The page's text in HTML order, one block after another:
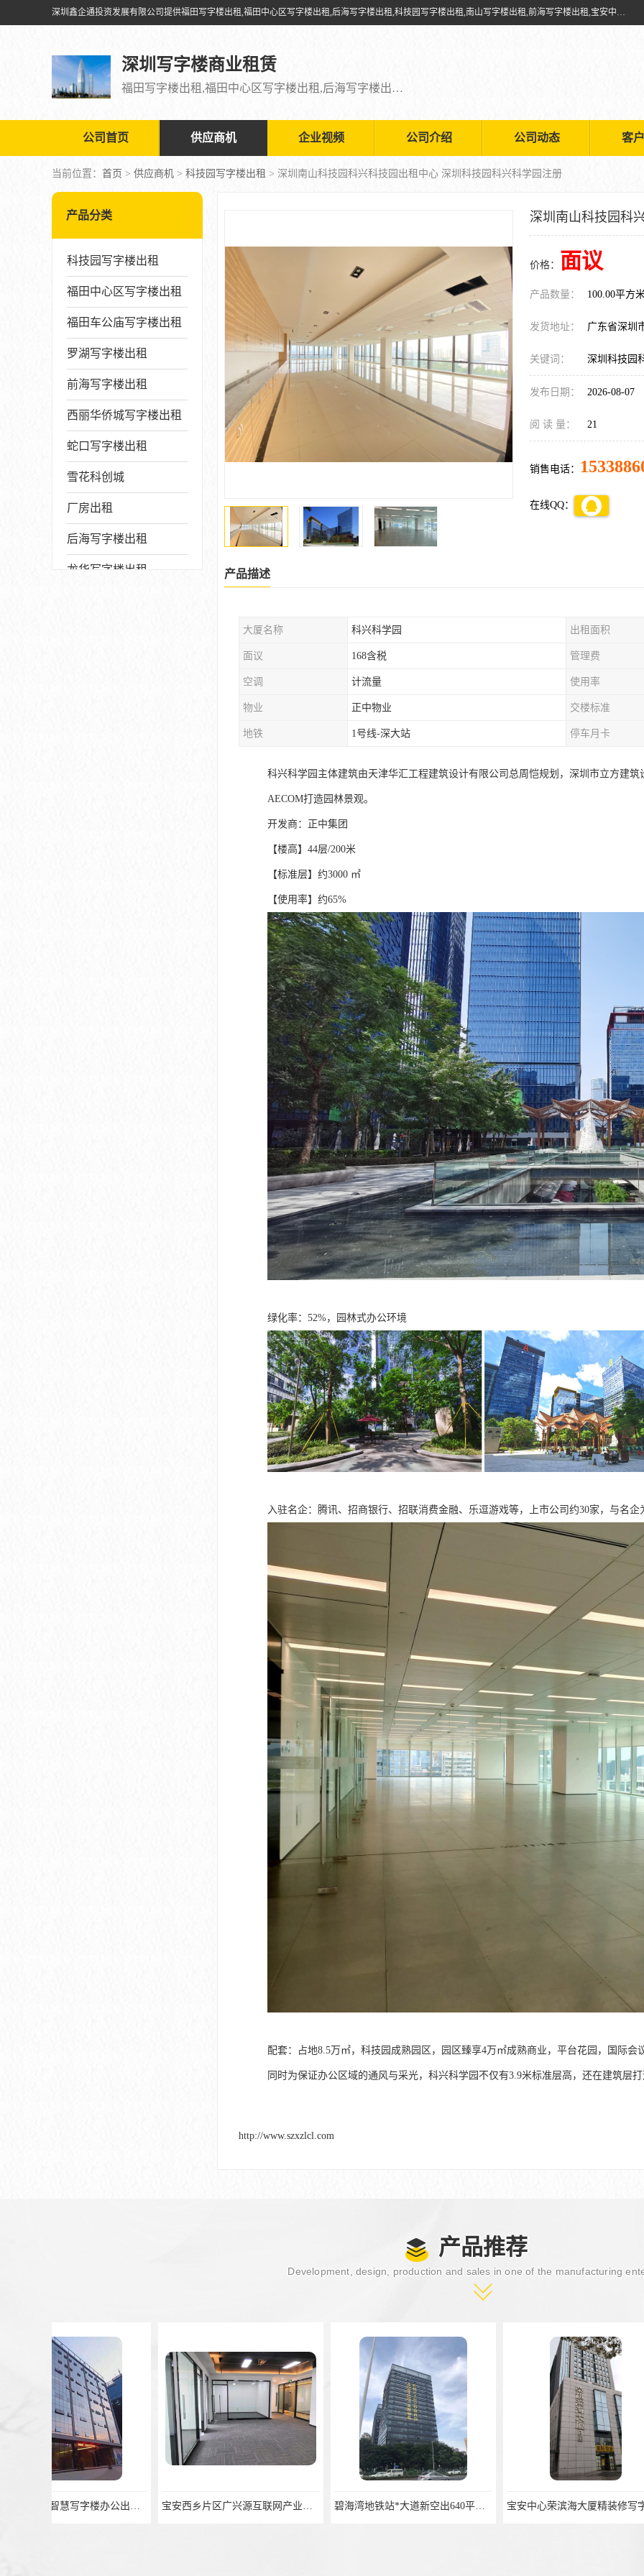
深圳鑫企通投资发展有限公司提供福田写字楼出租,福田中心区写字楼出租,后海写字楼出租,科技园写字楼出租,南山写字楼出租,前海写字楼出租,宝安中心写字楼出租,车公庙写字楼出租,深圳写字楼出租，欢迎有需要的朋友前来咨询。
深圳写字楼商业租赁
福田写字楼出租,福田中心区写字楼出租,后海写字楼出租,科技园写字楼出租,南山写字楼出租,前海写字楼出租,宝安中心写字楼出租
公司首页 供应商机 企业视频 公司介绍 公司动态 客
当前位置： 首页 > 供应商机 > 科技园写字楼出租 > 深圳南山科技园科兴科技园出租中心 深圳科技园科兴科学园注册
产品分类
科技园写字楼出租
福田中心区写字楼出租
福田车公庙写字楼出租
罗湖写字楼出租
前海写字楼出租
西丽华侨城写字楼出租
蛇口写字楼出租
雪花科创城
厂房出租
后海写字楼出租
龙华写字楼出租
深圳南山科技园科
价格： 面议
产品数量： 100.00平方
发货地址： 广东省深圳
关键词： 深圳科技园
发布日期： 2026-08-07
阅 读 量： 21
销售电话：
在线QQ：
产品描述
大厦名称 科兴科学园 出租面积
面议 168含税 管理费
空调 计流量 使用率
物业 正中物业 交楼标准
地铁 1号线-深大站 停车月卡
科兴科学园主体建筑由天津华汇工程建筑设计有限公司总周恺规划，深圳市立方建
AECOM打造园林景观。
开发商：正中集团
【楼高】44层/200米
【标准层】约3000 ㎡
【使用率】约65%
绿化率：52%，园林式办公环境
入驻名企：腾讯、招商银行、招联消费金融、乐逗游戏等，上市公司约30家，与名企
配套：占地8.5万㎡，科技园成熟园区，园区臻享4万㎡成熟商业，平台花园，国际会
同时为保证办公区域的通风与采光，科兴科学园不仅有3.9米标准层高，还在建筑层
http://www.szxzlcl.com
产品推荐
Development, design, production and sales in one of the manufacturing
宝安西乡片区广兴源互联网产业基地精装修写字楼办公 碧海湾地铁站*大道新空出640平，精装修带部分家私 宝安中心荣滨海大厦精装修写字楼553平，领包入住 摩斯创投